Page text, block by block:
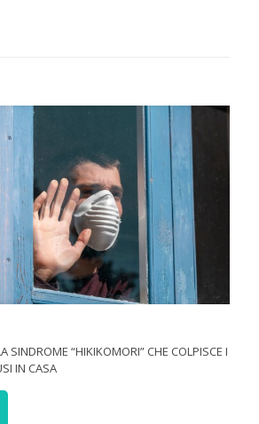
SINDROME “HIKIKOMORI” CHE COLPISCE I
IN CASA